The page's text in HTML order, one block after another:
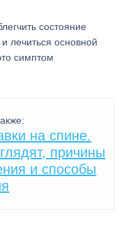
состояние
лечиться основной
симптом
на спине.
причины
и способы